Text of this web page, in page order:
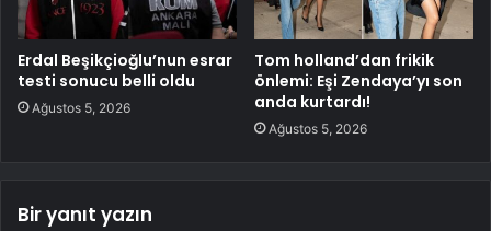
Erdal Beşikçioğlu’nun esrar
testi sonucu belli oldu
Ağustos 5, 2026
Tom holland’dan frikik
önlemi: Eşi Zendaya’yı son
anda kurtardı!
Ağustos 5, 2026
Bir yanıt yazın